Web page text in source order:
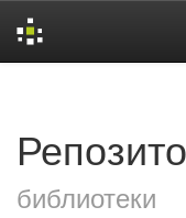
библиотеки